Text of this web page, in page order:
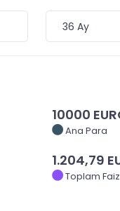
10000
Ana Para
1.204,79
Toplam Faiz